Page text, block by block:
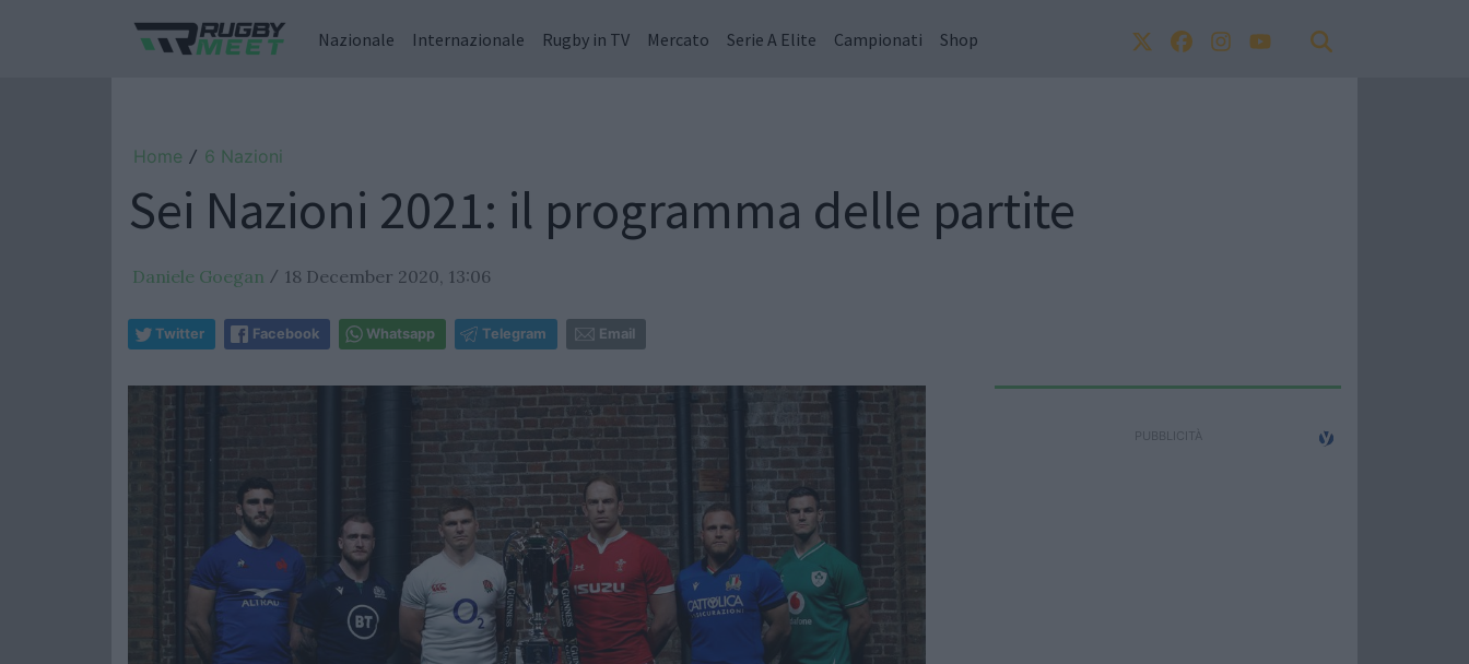
Nazionale Internazionale Rugby in TV Mercato Serie A Elite Campionati Shop
Home / 6 Nazioni
Sei Nazioni 2021: il programma delle partite
Daniele Goegan / 18 December 2020, 13:06
Twitter Facebook Whatsapp Telegram Email